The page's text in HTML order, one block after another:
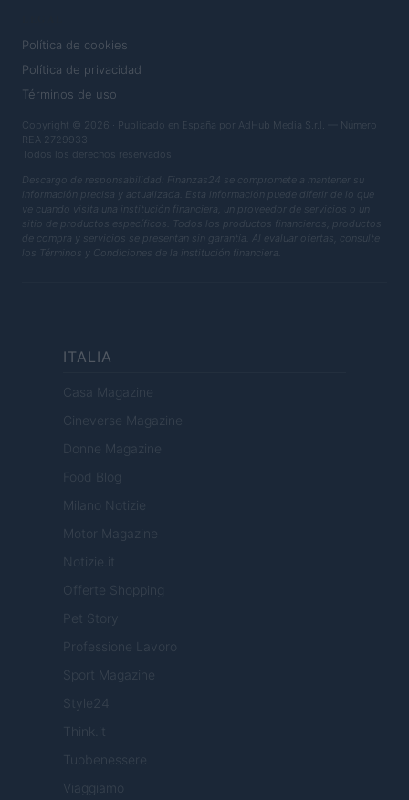
Política de cookies
Política de privacidad
Términos de uso
Copyright © 2026 · Publicado en España por AdHub Media S.r.l. — Número
REA 2729933
Todos los derechos reservados
Descargo de responsabilidad: Finanzas24 se compromete a mantener su
información precisa y actualizada. Esta información puede diferir de lo que
ve cuando visita una institución financiera, un proveedor de servicios o un
sitio de productos específicos. Todos los productos financieros, productos
de compra y servicios se presentan sin garantía. Al evaluar ofertas, consulte
los Términos y Condiciones de la institución financiera.
ITALIA
Casa Magazine
Cineverse Magazine
Donne Magazine
Food Blog
Milano Notizie
Motor Magazine
Notizie.it
Offerte Shopping
Pet Story
Professione Lavoro
Sport Magazine
Style24
Think.it
Tuobenessere
Viaggiamo